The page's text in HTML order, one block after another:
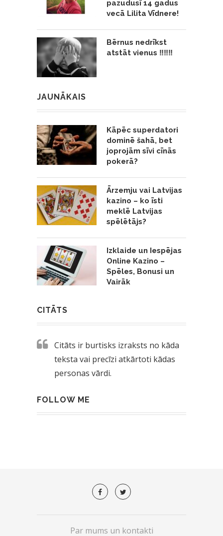
pazudusī 14 gadus
vecā Lilita Vīdnere!
Bērnus nedrīkst
atstāt vienus ‼️‼️‼️
JAUNĀKAIS
Kāpēc superdatori
dominē šahā, bet
joprojām sīvi cīnās
pokerā?
Ārzemju vai Latvijas
kazino – ko īsti
meklē Latvijas
spēlētājs?
Izklaide un Iespējas
Online Kazino –
Spēles, Bonusi un
Vairāk
CITĀTS
Citāts ir burtisks izraksts no kāda
teksta vai precīzi atkārtoti kādas
personas vārdi.
FOLLOW ME
Par mums un kontakti